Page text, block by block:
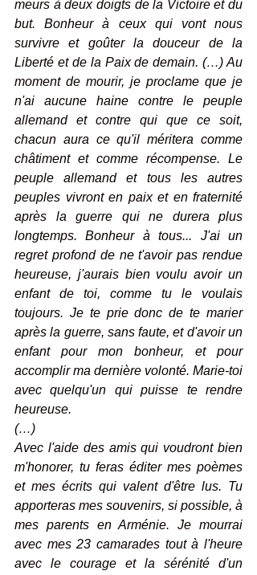
meurs à deux doigts de la Victoire et du
but. Bonheur à ceux qui vont nous
survivre et goûter la douceur de la
Liberté et de la Paix de demain. (…) Au
moment de mourir, je proclame que je
n'ai aucune haine contre le peuple
allemand et contre qui que ce soit,
chacun aura ce qu'il méritera comme
châtiment et comme récompense. Le
peuple allemand et tous les autres
peuples vivront en paix et en fraternité
après la guerre qui ne durera plus
longtemps. Bonheur à tous... J'ai un
regret profond de ne t'avoir pas rendue
heureuse, j'aurais bien voulu avoir un
enfant de toi, comme tu le voulais
toujours. Je te prie donc de te marier
après la guerre, sans faute, et d'avoir un
enfant pour mon bonheur, et pour
accomplir ma dernière volonté. Marie-toi
avec quelqu'un qui puisse te rendre
heureuse.
(…)
Avec l'aide des amis qui voudront bien
m'honorer, tu feras éditer mes poèmes
et mes écrits qui valent d'être lus. Tu
apporteras mes souvenirs, si possible, à
mes parents en Arménie. Je mourrai
avec mes 23 camarades tout à l'heure
avec le courage et la sérénité d'un